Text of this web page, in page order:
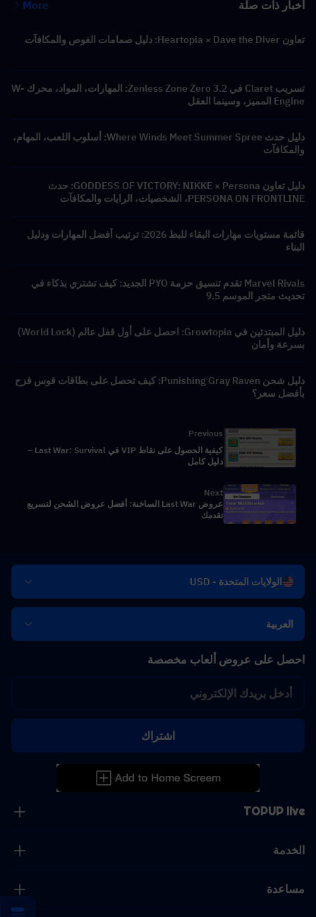
أخبار ذات صلة More
تعاون Heartopia × Dave the Diver: دليل صمامات الغوص والمكافآت
تسريب Claret في Zenless Zone Zero 3.2: المهارات، المواد، محرك W-
Engine المميز، وسينما العقل
دليل حدث Where Winds Meet Summer Spree: أسلوب اللعب، المهام،
والمكافآت
دليل تعاون GODDESS OF VICTORY: NIKKE × Persona: حدث
PERSONA ON FRONTLINE، الشخصيات، الرايات والمكافآت
قائمة مستويات مهارات البقاء للبط 2026: ترتيب أفضل المهارات ودليل
البناء
Marvel Rivals تقدم تنسيق حزمة PYO الجديد: كيف تشتري بذكاء في
تحديث متجر الموسم 9.5
دليل المبتدئين في Growtopia: احصل على أول قفل عالم (World Lock)
بسرعة وأمان
دليل شحن Punishing Gray Raven: كيف تحصل على بطاقات قوس قزح
بأفضل سعر؟
Previous
كيفية الحصول على نقاط VIP في Last War: Survival –
دليل كامل
Next
عروض Last War الساخنة: أفضل عروض الشحن لتسريع
تقدمك
الولايات المتحدة - USD
العربية
TOPUP live
الخدمة
مساعدة
احصل على عروض ألعاب مخصصة
اشتراك